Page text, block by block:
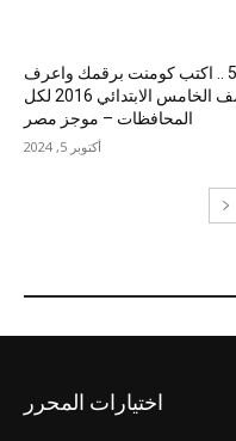
نتيجة خامسة 5 .. اكتب كومنت برقمك واعرف
نتيجة الصف الخامس الابتدائي 2016 لكل
المحافظات – موجز مصر
أكتوبر 5, 2024
اختيارات المحرر